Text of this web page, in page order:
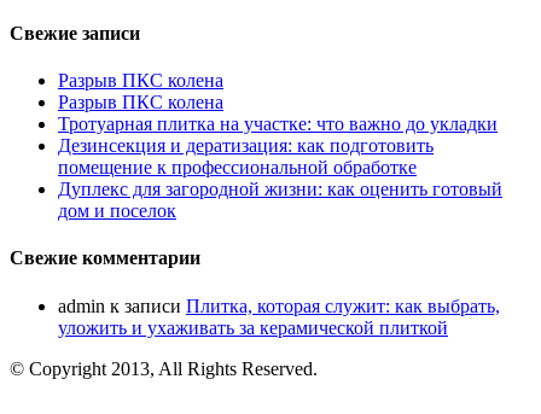
Свежие записи
Разрыв ПКС колена
Разрыв ПКС колена
Тротуарная плитка на участке: что важно до укладки
Дезинсекция и дератизация: как подготовить
помещение к профессиональной обработке
Дуплекс для загородной жизни: как оценить готовый
дом и поселок
Свежие комментарии
admin к записи Плитка, которая служит: как выбрать,
уложить и ухаживать за керамической плиткой
© Copyright 2013, All Rights Reserved.